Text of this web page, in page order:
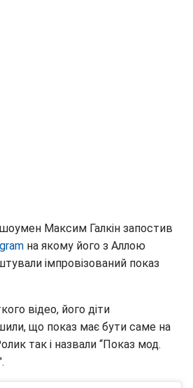
Максим Галкін запостив
на якому його з Аллою
імпровізований показ
відео, його діти
що показ має бути саме на
так і назвали “Показ мод.